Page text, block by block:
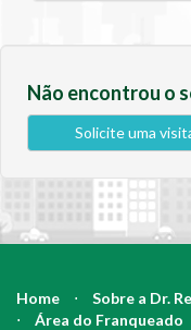
Não encontrou o
Solicite uma
Home ⋅ Sobre a Dr.
⋅
Área do Franqueado